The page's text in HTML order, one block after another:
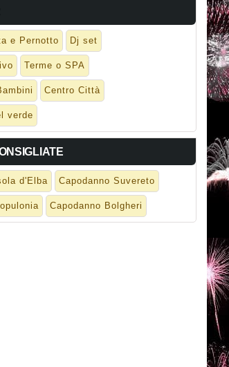
e Pernotto Dj set
Terme o SPA
Centro Città
verde
d'Elba Capodanno Suvereto
Capodanno Bolgheri